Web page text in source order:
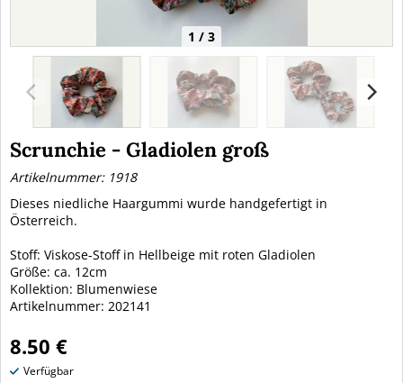
1 / 3
Scrunchie - Gladiolen groß
Artikelnummer: 1918
Dieses niedliche Haargummi wurde handgefertigt in
Österreich.
Stoff: Viskose-Stoff in Hellbeige mit roten Gladiolen
Größe: ca. 12cm
Kollektion: Blumenwiese
Artikelnummer: 202141
8.50 €
Verfügbar